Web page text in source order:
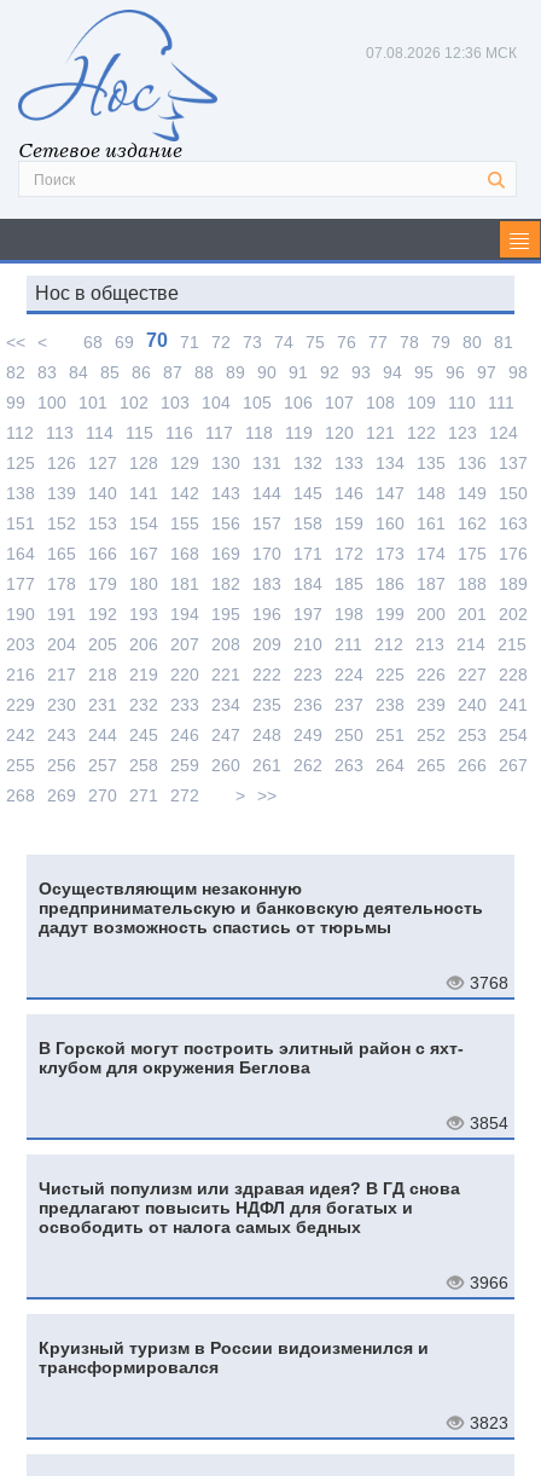
Сетевое издание
07.08.2026 12:36 МСК
Нос в обществе
<< < 68 69 70 71 72 73 74 75 76 77 78 79 80
81
82
83 84 85 86 87 88 89 90 91 92 93 94 95 96 97
98
99
100 101 102 103 104 105 106 107 108 109 110
111
112
113 114 115 116 117 118 119 120 121 122 123
124
125
126 127 128 129 130 131 132 133 134 135 136
137
138
139 140 141 142 143 144 145 146 147 148 149
150
151
152 153 154 155 156 157 158 159 160 161 162
163
164
165 166 167 168 169 170 171 172 173 174 175
176
177
178 179 180 181 182 183 184 185 186 187 188
189
190
191 192 193 194 195 196 197 198 199 200 201
202
203
204 205 206 207 208 209 210 211 212 213 214
215
216
217 218 219 220 221 222 223 224 225 226 227
228
229
230 231 232 233 234 235 236 237 238 239 240
241
242
243 244 245 246 247 248 249 250 251 252 253
254
255
256 257 258 259 260 261 262 263 264 265 266
267
268
269 270 271 272 > >>
Осуществляющим незаконную
предпринимательскую и банковскую деятельность
дадут возможность спастись от тюрьмы
3768
В Горской могут построить элитный район с яхт-
клубом для окружения Беглова
3854
Чистый популизм или здравая идея? В ГД снова
предлагают повысить НДФЛ для богатых и
освободить от налога самых бедных
3966
Круизный туризм в России видоизменился и
трансформировался
3823